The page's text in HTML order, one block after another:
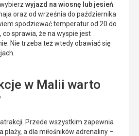
wyjazd na wiosnę lub jesień
oraz od września do października
spodziewać temperatur od 20 do
co sprawia, że na wyspie jest
Nie trzeba też wtedy obawiać się
w Malii warto
Przede wszystkim zapewnia
plaży, a dla miłośników adrenaliny –